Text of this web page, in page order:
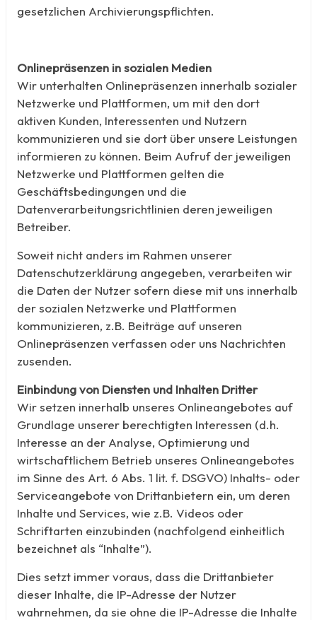
gesetzlichen Archivierungspflichten.
Onlinepräsenzen in sozialen Medien
Wir unterhalten Onlinepräsenzen innerhalb sozialer
Netzwerke und Plattformen, um mit den dort
aktiven Kunden, Interessenten und Nutzern
kommunizieren und sie dort über unsere Leistungen
informieren zu können. Beim Aufruf der jeweiligen
Netzwerke und Plattformen gelten die
Geschäftsbedingungen und die
Datenverarbeitungsrichtlinien deren jeweiligen
Betreiber.
Soweit nicht anders im Rahmen unserer
Datenschutzerklärung angegeben, verarbeiten wir
die Daten der Nutzer sofern diese mit uns innerhalb
der sozialen Netzwerke und Plattformen
kommunizieren, z.B. Beiträge auf unseren
Onlinepräsenzen verfassen oder uns Nachrichten
zusenden.
Einbindung von Diensten und Inhalten Dritter
Wir setzen innerhalb unseres Onlineangebotes auf
Grundlage unserer berechtigten Interessen (d.h.
Interesse an der Analyse, Optimierung und
wirtschaftlichem Betrieb unseres Onlineangebotes
im Sinne des Art. 6 Abs. 1 lit. f. DSGVO) Inhalts- oder
Serviceangebote von Drittanbietern ein, um deren
Inhalte und Services, wie z.B. Videos oder
Schriftarten einzubinden (nachfolgend einheitlich
bezeichnet als “Inhalte”).
Dies setzt immer voraus, dass die Drittanbieter
dieser Inhalte, die IP-Adresse der Nutzer
wahrnehmen, da sie ohne die IP-Adresse die Inhalte